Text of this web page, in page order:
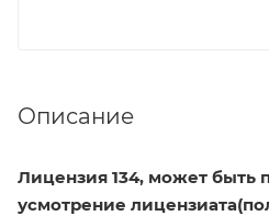
Описание
Лицензия 134, может быть
усмотрение